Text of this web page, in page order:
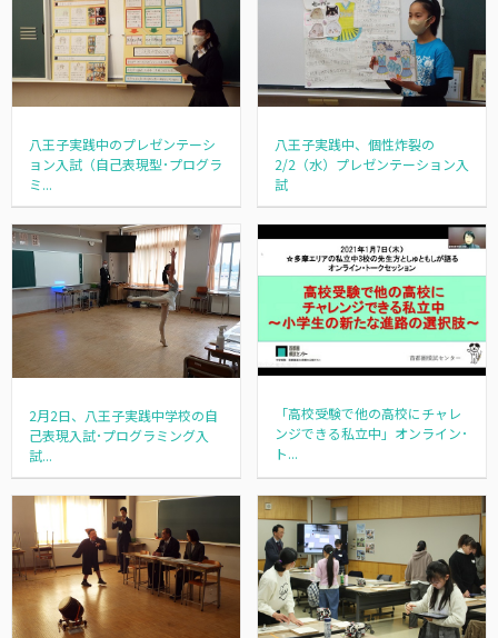
八王子実践中のプレゼンテーシ
ョン入試（自己表現型･プログラ
ミ...
八王子実践中、個性炸裂の
2/2（水）プレゼンテーション入
試
2月2日、八王子実践中学校の自
己表現入試･プログラミング入
試...
「高校受験で他の高校にチャレ
ンジできる私立中」オンライン･
ト...